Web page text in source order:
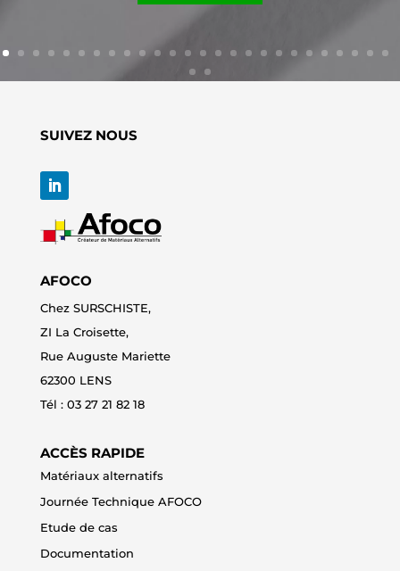
SUIVEZ NOUS
AFOCO
Chez SURSCHISTE,
ZI La Croisette,
Rue Auguste Mariette
62300 LENS
Tél : 03 27 21 82 18
ACCÈS RAPIDE
Matériaux alternatifs
Journée Technique AFOCO
Etude de cas
Documentation